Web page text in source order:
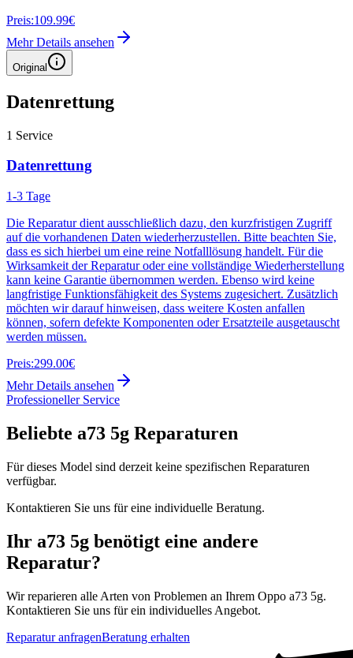
Preis:109.99€
Mehr Details ansehen
Original
Datenrettung
1 Service
Datenrettung
1-3 Tage
Die Reparatur dient ausschließlich dazu, den kurzfristigen Zugriff
auf die vorhandenen Daten wiederherzustellen. Bitte beachten Sie,
dass es sich hierbei um eine reine Notfalllösung handelt. Für die
Wirksamkeit der Reparatur oder eine vollständige Wiederherstellung
kann keine Garantie übernommen werden. Ebenso wird keine
langfristige Funktionsfähigkeit des Systems zugesichert. Zusätzlich
möchten wir darauf hinweisen, dass weitere Kosten anfallen
können, sofern defekte Komponenten oder Ersatzteile ausgetauscht
werden müssen.
Preis:299.00€
Mehr Details ansehen
Professioneller Service
Beliebte a73 5g Reparaturen
Für dieses Model sind derzeit keine spezifischen Reparaturen
verfügbar.
Kontaktieren Sie uns für eine individuelle Beratung.
Ihr a73 5g benötigt eine andere
Reparatur?
Wir reparieren alle Arten von Problemen an Ihrem Oppo a73 5g.
Kontaktieren Sie uns für ein individuelles Angebot.
Reparatur anfragenBeratung erhalten